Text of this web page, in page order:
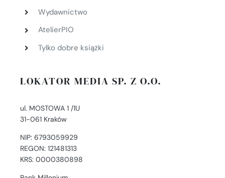
Wydawnictwo
AtelierPIO
Tylko dobre książki
LOKATOR MEDIA SP. Z O.O.
ul. MOSTOWA 1 /1U
31-061 Kraków
NIP: 6793059929
REGON: 121481313
KRS: 0000380898